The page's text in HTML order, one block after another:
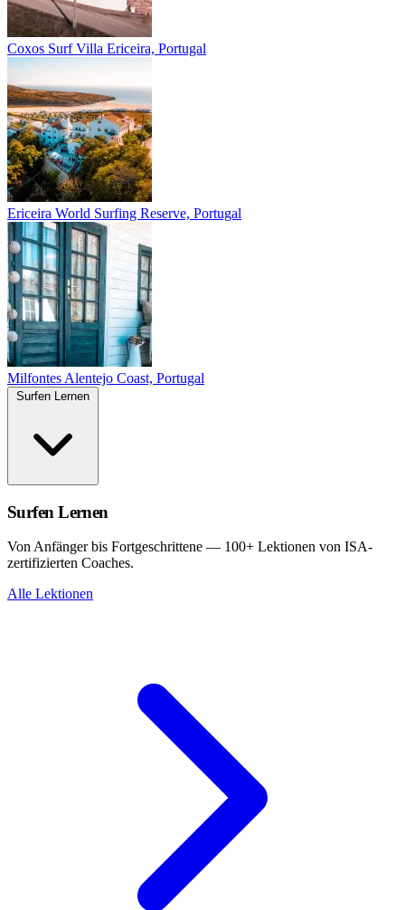
Coxos Surf Villa Ericeira, Portugal
Ericeira World Surfing Reserve, Portugal
Milfontes Alentejo Coast, Portugal
Surfen Lernen
Von Anfänger bis Fortgeschrittene — 100+ Lektionen von ISA-
zertifizierten Coaches.
Alle Lektionen